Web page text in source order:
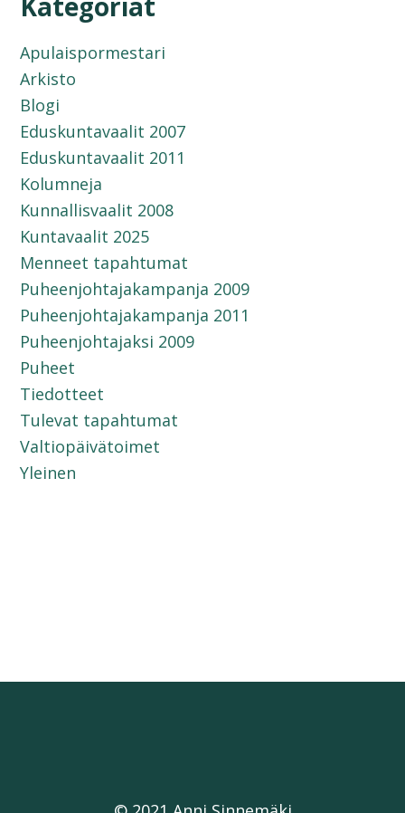
Apulaispormestari
Arkisto
Blogi
Eduskuntavaalit 2007
Eduskuntavaalit 2011
Kolumneja
Kunnallisvaalit 2008
Kuntavaalit 2025
Menneet tapahtumat
Puheenjohtajakampanja 2009
Puheenjohtajakampanja 2011
Puheenjohtajaksi 2009
Puheet
Tiedotteet
Tulevat tapahtumat
Valtiopäivätoimet
Yleinen